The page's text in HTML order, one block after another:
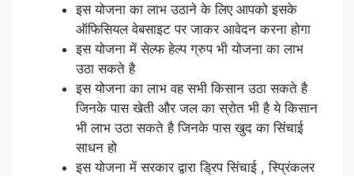
इस योजना का लाभ उठाने के लिए आपको इसके
ऑफिसियल वेबसाइट पर जाकर आवेदन करना होगा
इस योजना में सेल्फ हेल्प ग्रुप भी योजना का लाभ
उठा सकते है
इस योजना का लाभ वह सभी किसान उठा सकते है
जिनके पास खेती और जल का स्रोत भी है ये किसान
भी लाभ उठा सकते है जिनके पास खुद का सिंचाई
साधन हो
इस योजना में सरकार द्वारा ड्रिप सिंचाई , स्प्रिंकलर